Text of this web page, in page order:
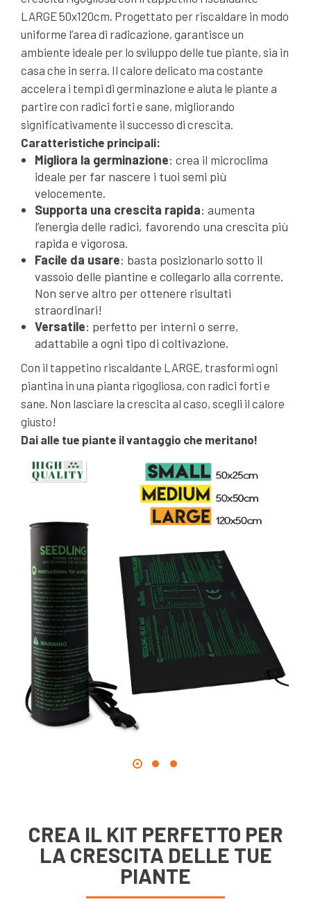
LARGE 50x120cm. Progettato per riscaldare in modo
uniforme l’area di radicazione, garantisce un
ambiente ideale per lo sviluppo delle tue piante, sia in
casa che in serra. Il calore delicato ma costante
accelera i tempi di germinazione e aiuta le piante a
partire con radici forti e sane, migliorando
significativamente il successo di crescita.
Caratteristiche principali:
Migliora la germinazione: crea il microclima
ideale per far nascere i tuoi semi più
velocemente.
Supporta una crescita rapida: aumenta
l’energia delle radici, favorendo una crescita più
rapida e vigorosa.
Facile da usare: basta posizionarlo sotto il
vassoio delle piantine e collegarlo alla corrente.
Non serve altro per ottenere risultati
straordinari!
Versatile: perfetto per interni o serre,
adattabile a ogni tipo di coltivazione.
Con il tappetino riscaldante LARGE, trasformi ogni
piantina in una pianta rigogliosa, con radici forti e
sane. Non lasciare la crescita al caso, scegli il calore
giusto!
Dai alle tue piante il vantaggio che meritano!
CREA IL KIT PERFETTO PER
LA CRESCITA DELLE TUE
PIANTE